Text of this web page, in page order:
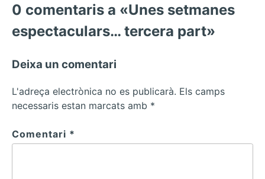
0 comentaris a «Unes setmanes
espectaculars… tercera part»
Deixa un comentari
L'adreça electrònica no es publicarà. Els camps
necessaris estan marcats amb *
Comentari *